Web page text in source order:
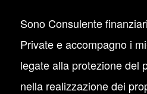
Sono Consulente
Private e accompagno i
legate alla protezione del
nella realizzazione dei